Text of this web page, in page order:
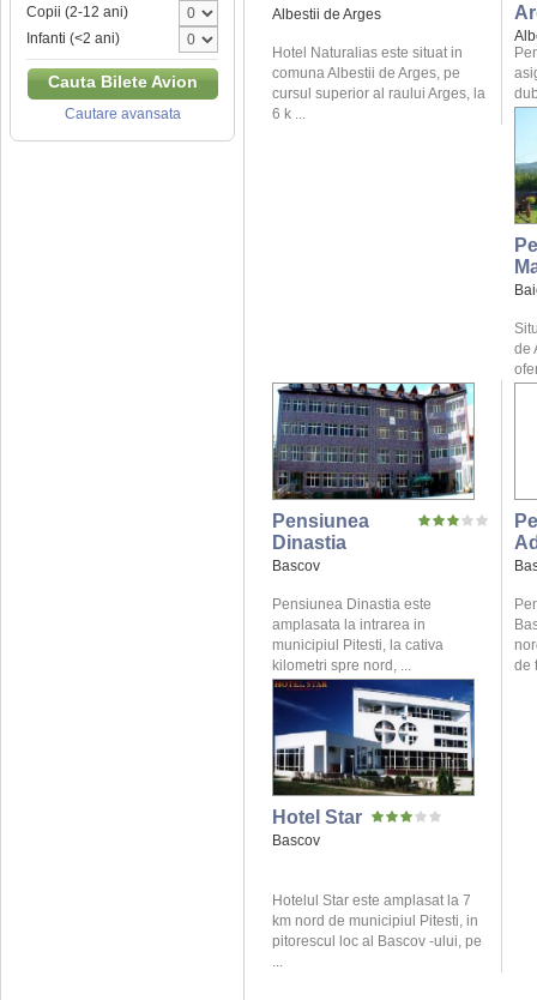
Copii (2-12 ani)
Infanti (<2 ani)
Cauta Bilete Avion
Cautare avansata
Albestii de Arges
Hotel Naturalias este situat in
comuna Albestii de Arges, pe
cursul superior al raului Arges, la
6 k ...
de
Pensiunea
Dinastia
Bascov
Pensiunea Dinastia este
amplasata la intrarea in
municipiul Pitesti, la cativa
kilometri spre nord, ...
de
Hotel Star
Bascov
Hotelul Star este amplasat la 7
km nord de municipiul Pitesti, in
pitorescul loc al Bascov -ului, pe
...